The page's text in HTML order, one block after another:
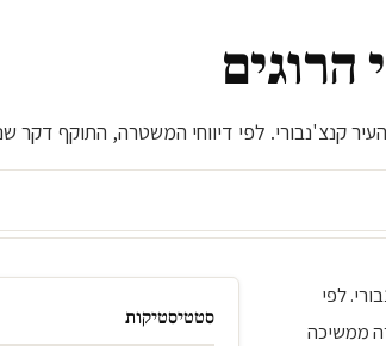
הרוגים
קנצ'נבורי. לפי
ממשיכה
סטטיסטיקות